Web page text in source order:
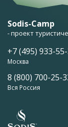
Sodis-Camp
- проект
+7 (495) 933-
Москва
8 (800) 700-25-
Вся Россия